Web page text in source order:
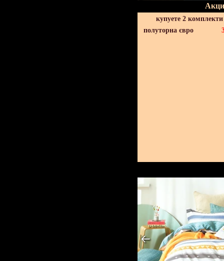
купуете 2
полуторна євро